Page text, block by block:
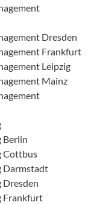
Dresden
Frankfurt
Leipzig
Mainz
Berlin
Cottbus
Darmstadt
Dresden
Frankfurt